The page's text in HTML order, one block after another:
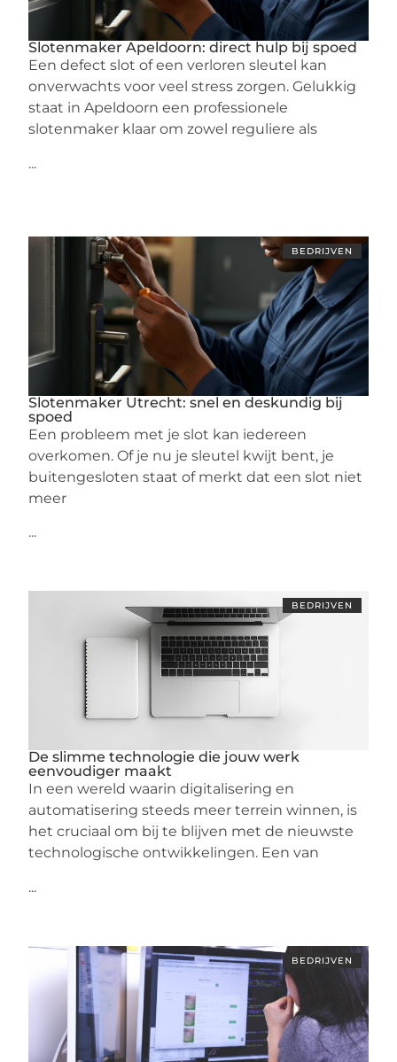
Slotenmaker Apeldoorn: direct hulp bij spoed
Een defect slot of een verloren sleutel kan
onverwachts voor veel stress zorgen. Gelukkig
staat in Apeldoorn een professionele
slotenmaker klaar om zowel reguliere als
...
BEDRIJVEN
Slotenmaker Utrecht: snel en deskundig bij
spoed
Een probleem met je slot kan iedereen
overkomen. Of je nu je sleutel kwijt bent, je
buitengesloten staat of merkt dat een slot niet
meer
...
BEDRIJVEN
De slimme technologie die jouw werk
eenvoudiger maakt
In een wereld waarin digitalisering en
automatisering steeds meer terrein winnen, is
het cruciaal om bij te blijven met de nieuwste
technologische ontwikkelingen. Een van
...
BEDRIJVEN